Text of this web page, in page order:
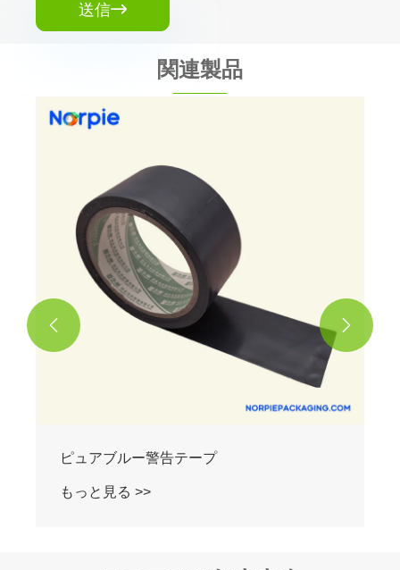
送信
関連製品
ピュアブルー警告テープ
もっと見る >>
 